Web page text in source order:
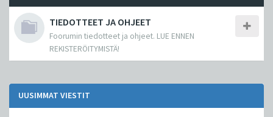
UUSIMMAT VIESTIT
TIEDOTTEET JA OHJEET
Foorumin tiedotteet ja ohjeet. LUE ENNEN
REKISTERÖITYMISTÄ!